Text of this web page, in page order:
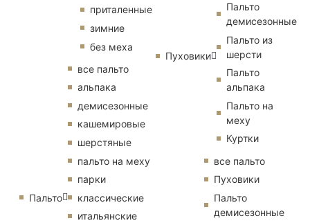
приталенные
зимние
без меха
Пальто
все пальто
альпака
демисезонные
кашемировые
шерстяные
пальто на меху
парки
классические
итальянские
Пуховики
Пальто
демисезонные
Пальто из
шерсти
Пальто
альпака
Пальто на
меху
Куртки
все пальто
Пуховики
Пальто
демисезонные